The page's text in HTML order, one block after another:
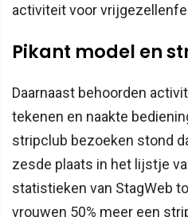
activiteit voor
Pikant model en
Daarnaast behoorden
tekenen en naakte
stripclub bezoeken stond
zesde plaats in het lijstje
statistieken van StagWeb
vrouwen 50% meer een